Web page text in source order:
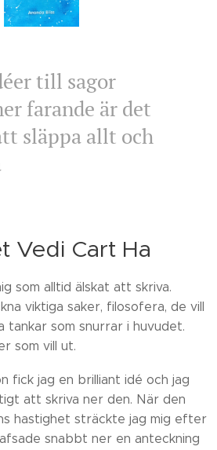
till sagor
farande är det
släppa allt och
Vedi Cart Ha
som alltid älskat att skriva.
viktiga saker, filosofera, de vill
tankar som snurrar i huvudet.
som vill ut.
fick jag en brilliant idé och jag
att skriva ner den. När den
hastighet sträckte jag mig efter
snabbt ner en anteckning